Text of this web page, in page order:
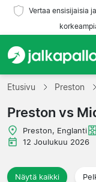
Vertaa ensisijaisia
Etusivu
Joukkueet
Liigat
Matkatoimistoja
Etusivu Preston
Preston vs
Preston, Englanti
12 Joulukuu 2026
Näytä kaikki